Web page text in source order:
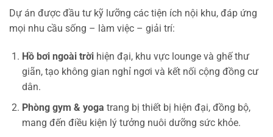
Dự án được đầu tư kỹ lưỡng các tiện ích nội khu, đáp ứng
mọi nhu cầu sống – làm việc – giải trí:
Hồ bơi ngoài trờihiện đại, khu vực lounge và ghế thư
giãn, tạo không gian nghỉ ngơi và kết nối cộng đồng cư
dân.
Phòng gym & yoga trang bị thiết bị hiện đại, đồng bộ,
mang đến điều kiện lý tưởng nuôi dưỡng sức khỏe.